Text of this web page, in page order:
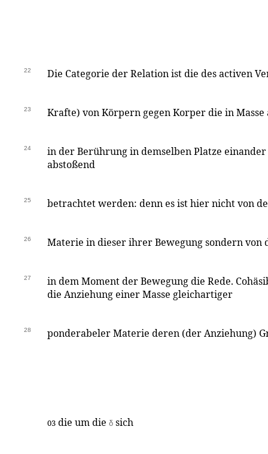
22 Die Categorie der Relation ist die des activen
23 Krafte) von Körpern gegen Korper die in
24
in der Berührung in demselben Platze
abstoßend
25 betrachtet werden: denn es ist hier nicht von
26 Materie in dieser ihrer Bewegung sondern von
27
in dem Moment der Bewegung die Rede.
die Anziehung einer Masse gleichartiger
28 ponderabeler Materie deren (der Anziehung)
03 die um die δ sich